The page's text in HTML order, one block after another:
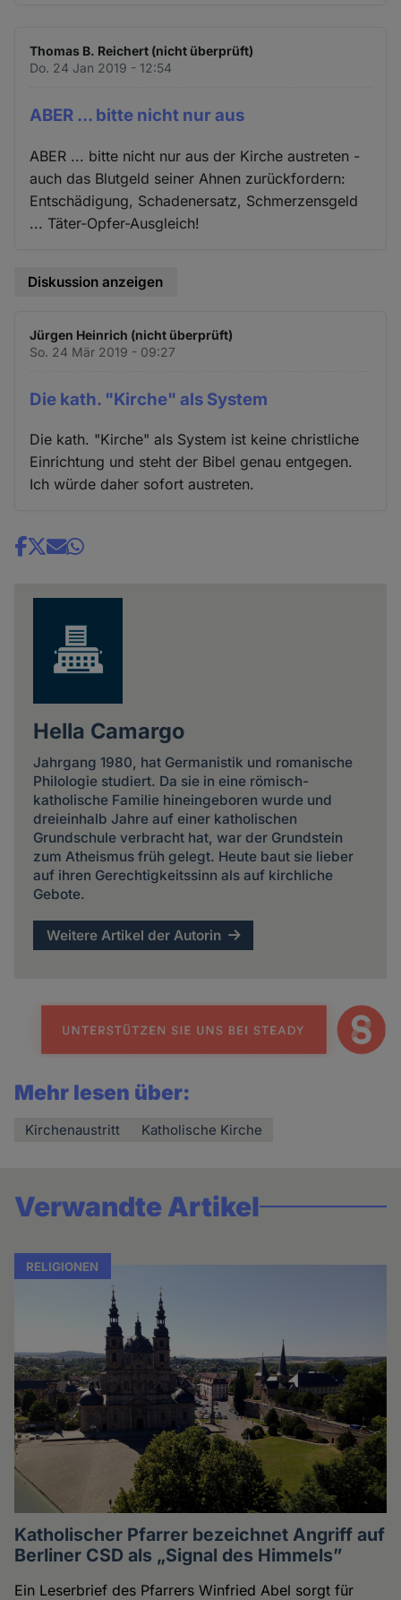
Thomas B. Reichert (nicht überprüft)
Do. 24 Jan 2019 - 12:54
ABER ... bitte nicht nur aus
ABER ... bitte nicht nur aus der Kirche austreten -
auch das Blutgeld seiner Ahnen zurückfordern:
Entschädigung, Schadenersatz, Schmerzensgeld
... Täter-Opfer-Ausgleich!
Diskussion anzeigen
Jürgen Heinrich (nicht überprüft)
So. 24 Mär 2019 - 09:27
Die kath. "Kirche" als System
Die kath. "Kirche" als System ist keine christliche
Einrichtung und steht der Bibel genau entgegen.
Ich würde daher sofort austreten.
Share
Hella Camargo
Jahrgang 1980, hat Germanistik und romanische
Philologie studiert. Da sie in eine römisch-
katholische Familie hineingeboren wurde und
dreieinhalb Jahre auf einer katholischen
Grundschule verbracht hat, war der Grundstein
zum Atheismus früh gelegt. Heute baut sie lieber
auf ihren Gerechtigkeitssinn als auf kirchliche
Gebote.
Weitere Artikel der Autorin
Mehr lesen über:
Kirchenaustritt Katholische Kirche
Verwandte Artikel
RELIGIONEN
Katholischer Pfarrer bezeichnet Angriff auf
Berliner CSD als „Signal des Himmels”
Ein Leserbrief des Pfarrers Winfried Abel sorgt für